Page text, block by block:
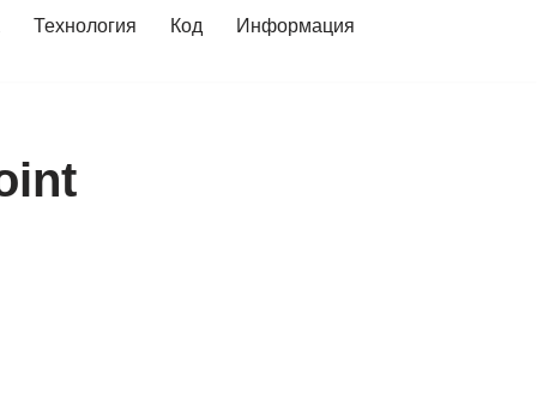
Технология Код
Информация